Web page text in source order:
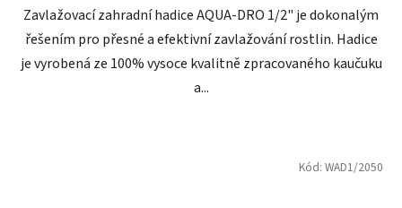
hvězdiček.
Zavlažovací zahradní hadice AQUA-DRO 1/2" je dokonalým
řešením pro přesné a efektivní zavlažování rostlin. Hadice
je vyrobená ze 100% vysoce kvalitně zpracovaného kaučuku
a...
Kód: WAD1/2050